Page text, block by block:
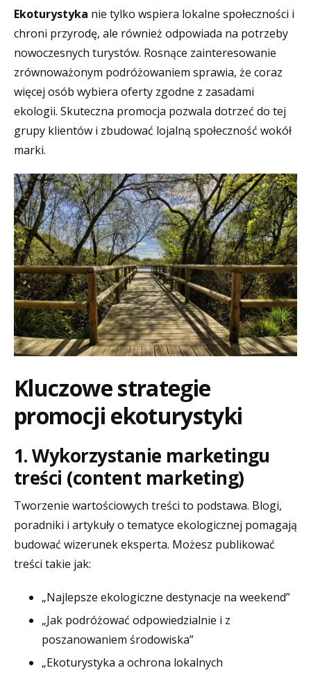
Ekoturystyka nie tylko wspiera lokalne społeczności i
chroni przyrodę, ale również odpowiada na potrzeby
nowoczesnych turystów. Rosnące zainteresowanie
zrównoważonym podróżowaniem sprawia, że coraz
więcej osób wybiera oferty zgodne z zasadami
ekologii. Skuteczna promocja pozwala dotrzeć do tej
grupy klientów i zbudować lojalną społeczność wokół
marki.
Kluczowe strategie
promocji ekoturystyki
1. Wykorzystanie marketingu
treści (content marketing)
Tworzenie wartościowych treści to podstawa. Blogi,
poradniki i artykuły o tematyce ekologicznej pomagają
budować wizerunek eksperta. Możesz publikować
treści takie jak:
„Najlepsze ekologiczne destynacje na weekend”
„Jak podróżować odpowiedzialnie i z
poszanowaniem środowiska”
„Ekoturystyka a ochrona lokalnych